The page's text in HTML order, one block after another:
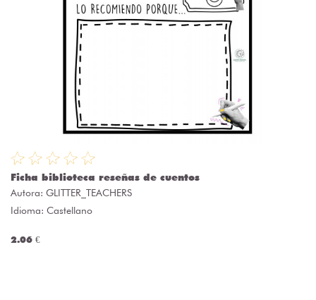
Ficha biblioteca reseñas de cuentos
Autora: GLITTER_TEACHERS
Idioma: Castellano
2.06 €